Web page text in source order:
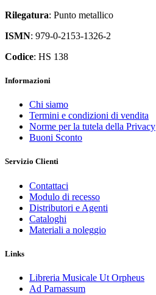
Rilegatura: Punto metallico
ISMN: 979-0-2153-1326-2
Codice: HS 138
Informazioni
Chi siamo
Termini e condizioni di vendita
Norme per la tutela della Privacy
Buoni Sconto
Servizio Clienti
Contattaci
Modulo di recesso
Distributori e Agenti
Cataloghi
Materiali a noleggio
Links
Libreria Musicale Ut Orpheus
Ad Parnassum